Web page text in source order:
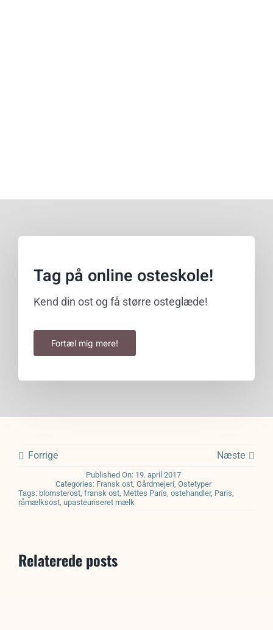
Tag på online osteskole!
Kend din ost og få større osteglæde!
Fortæl mig mere!
Forrige Næste
Published On: 19. april 2017
Categories: Fransk ost Gårdmejeri Ostetyper
Tags: blomsterost, fransk ost, Mettes Paris ostehandler, Paris
råmælksost, upasteuriseret mælk
Relaterede posts